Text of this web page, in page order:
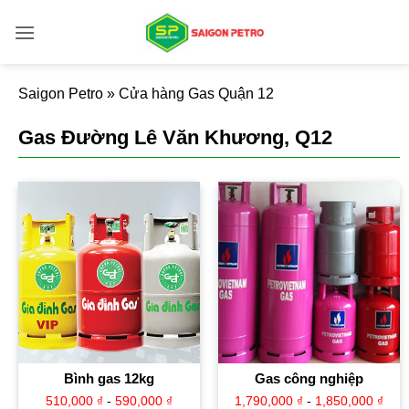
qua
Saigon Petro » Cửa hàng Gas Quận 12
Gas Đường Lê Văn Khương, Q12
Bình gas 12kg
510,000 ₫ - 590,000 ₫
Gas công nghiệp
1,790,000 ₫ - 1,850,000 ₫